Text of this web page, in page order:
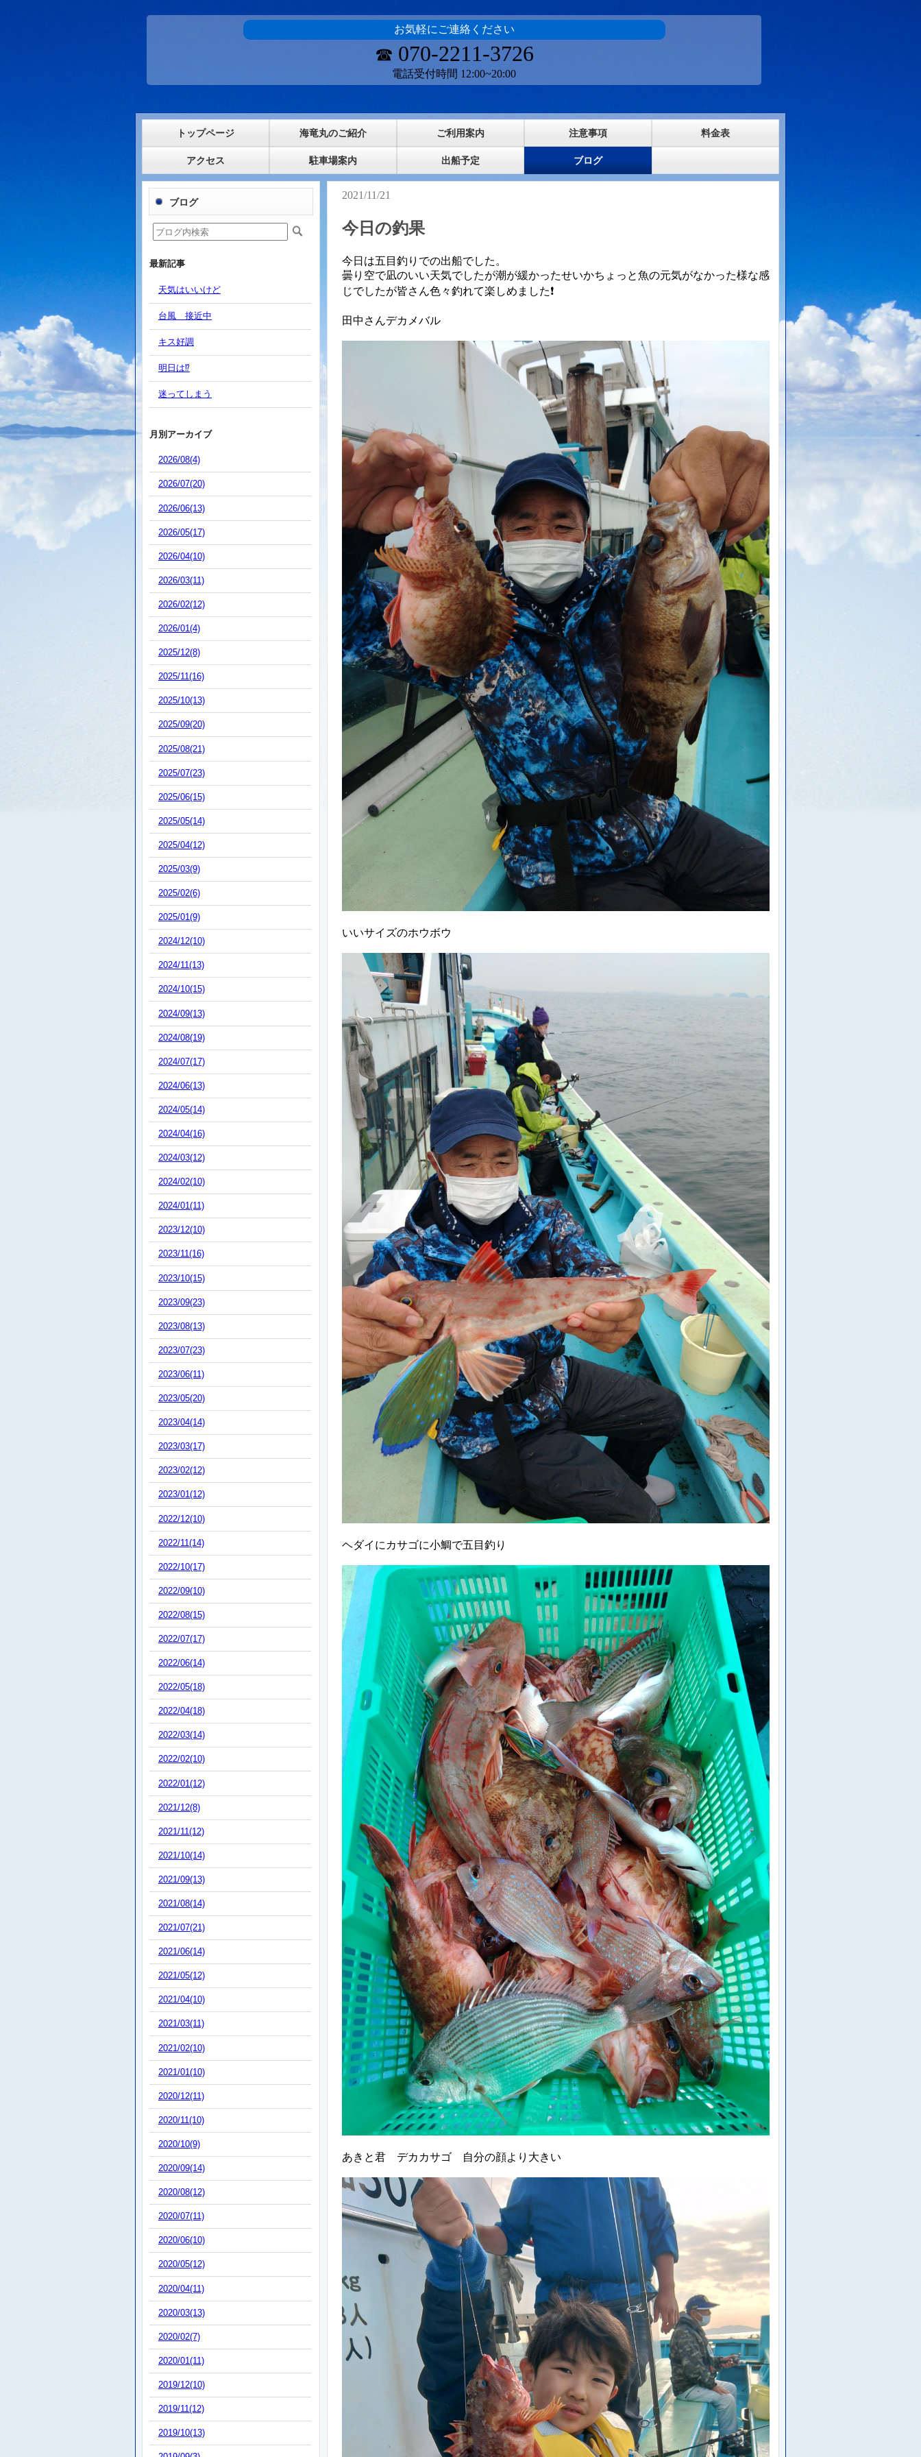
お気軽にご連絡ください
☎ 070-2211-3726
電話受付時間 12:00~20:00
トップページ 海竜丸のご紹介 ご利用案内 注意事項 料金表
アクセス 駐車場案内 出船予定 ブログ
ブログ
最新記事
天気はいいけど
台風 接近中
キス好調
明日は⁉️
迷ってしまう
月別アーカイブ
2026/08(4)
2026/07(20)
2026/06(13)
2026/05(17)
2026/04(10)
2026/03(11)
2026/02(12)
2026/01(4)
2025/12(8)
2025/11(16)
2025/10(13)
2025/09(20)
2025/08(21)
2025/07(23)
2025/06(15)
2025/05(14)
2025/04(12)
2025/03(9)
2025/02(6)
2025/01(9)
2024/12(10)
2024/11(13)
2024/10(15)
2024/09(13)
2024/08(19)
2024/07(17)
2024/06(13)
2024/05(14)
2024/04(16)
2024/03(12)
2024/02(10)
2024/01(11)
2023/12(10)
2023/11(16)
2023/10(15)
2023/09(23)
2023/08(13)
2023/07(23)
2023/06(11)
2023/05(20)
2023/04(14)
2023/03(17)
2023/02(12)
2023/01(12)
2022/12(10)
2022/11(14)
2022/10(17)
2022/09(10)
2022/08(15)
2022/07(17)
2022/06(14)
2022/05(18)
2022/04(18)
2022/03(14)
2022/02(10)
2022/01(12)
2021/12(8)
2021/11(12)
2021/10(14)
2021/09(13)
2021/08(14)
2021/07(21)
2021/06(14)
2021/05(12)
2021/04(10)
2021/03(11)
2021/02(10)
2021/01(10)
2020/12(11)
2020/11(10)
2020/10(9)
2020/09(14)
2020/08(12)
2020/07(11)
2020/06(10)
2020/05(12)
2020/04(11)
2020/03(13)
2020/02(7)
2020/01(11)
2019/12(10)
2019/11(12)
2019/10(13)
2021/11/21
今日の釣果
今日は五目釣りでの出船でした。
曇り空で凪のいい天気でしたが潮が緩かったせいかちょっと魚の元気がなかった様な感
じでしたが皆さん色々釣れて楽しめました❗
田中さんデカメバル
いいサイズのホウボウ
ヘダイにカサゴに小鯛で五目釣り
あきと君 デカカサゴ 自分の顔より大きい